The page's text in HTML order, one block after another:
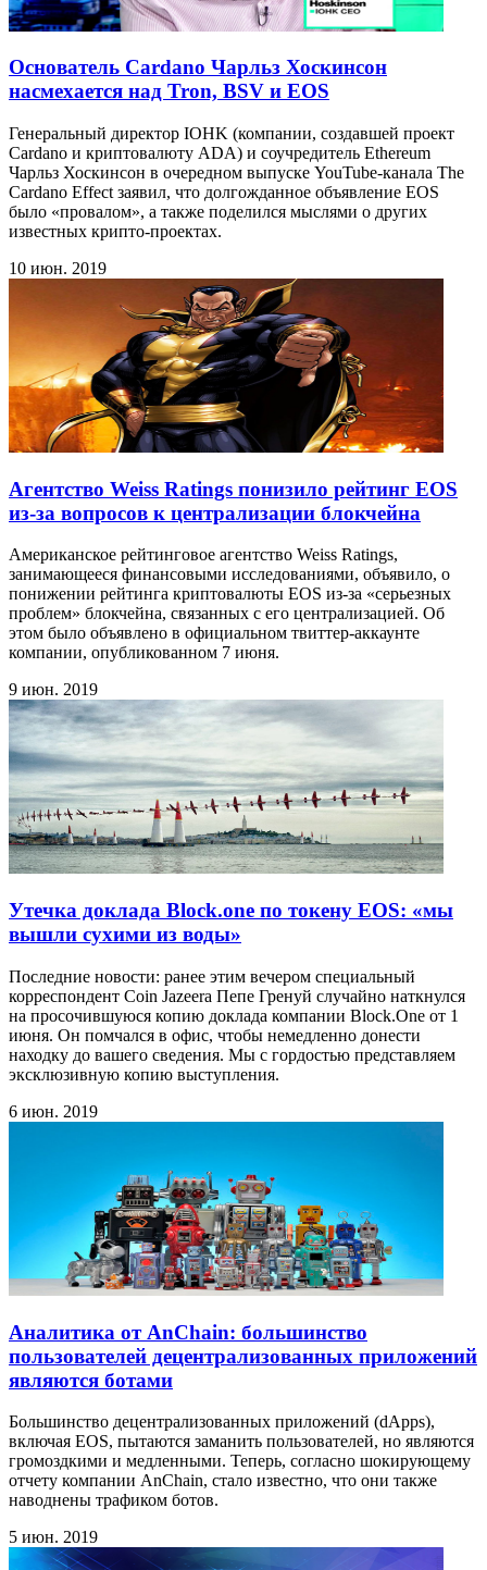
Основатель Cardano Чарльз Хоскинсон
насмехается над Tron, BSV и EOS
Генеральный директор IOHK (компании, создавшей проект
Cardano и криптовалюту ADA) и соучредитель Ethereum
Чарльз Хоскинсон в очередном выпуске YouTube-канала The
Cardano Effect заявил, что долгожданное объявление EOS
было «провалом», а также поделился мыслями о других
известных крипто-проектах.
10 июн. 2019
Агентство Weiss Ratings понизило рейтинг EOS
из-за вопросов к централизации блокчейна
Американское рейтинговое агентство Weiss Ratings,
занимающееся финансовыми исследованиями, объявило, о
понижении рейтинга криптовалюты EOS из-за «серьезных
проблем» блокчейна, связанных с его централизацией. Об
этом было объявлено в официальном твиттер-аккаунте
компании, опубликованном 7 июня.
9 июн. 2019
Утечка доклада Block.one по токену EOS: «мы
вышли сухими из воды»
Последние новости: ранее этим вечером специальный
корреспондент Coin Jazeera Пепе Гренуй случайно наткнулся
на просочившуюся копию доклада компании Block.One от 1
июня. Он помчался в офис, чтобы немедленно донести
находку до вашего сведения. Мы с гордостью представляем
эксклюзивную копию выступления.
6 июн. 2019
Аналитика от AnChain: большинство
пользователей децентрализованных приложений
являются ботами
Большинство децентрализованных приложений (dApps),
включая EOS, пытаются заманить пользователей, но являются
громоздкими и медленными. Теперь, согласно шокирующему
отчету компании AnChain, стало известно, что они также
наводнены трафиком ботов.
5 июн. 2019